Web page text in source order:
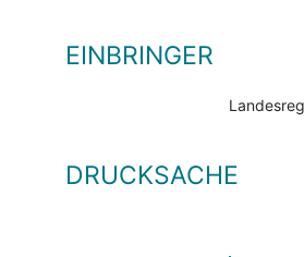
EINBRINGER
DRUCKSACHE